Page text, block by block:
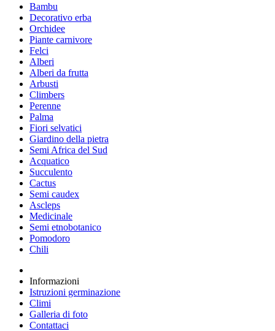
Bambu
Decorativo erba
Orchidee
Piante carnivore
Felci
Alberi
Alberi da frutta
Arbusti
Climbers
Perenne
Palma
Fiori selvatici
Giardino della pietra
Semi Africa del Sud
Acquatico
Succulento
Cactus
Semi caudex
Ascleps
Medicinale
Semi etnobotanico
Pomodoro
Chili
Informazioni
Istruzioni germinazione
Climi
Galleria di foto
Contattaci